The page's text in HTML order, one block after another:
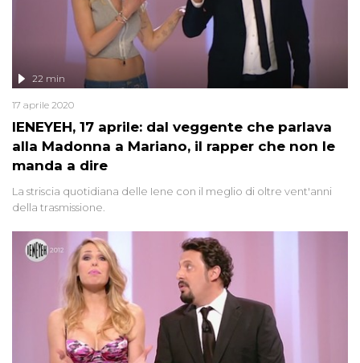
IENEYEH, 17 aprile: dal veggente che parlava
alla Madonna a Mariano, il rapper che non le
manda a dire
22 min
17 aprile 2020
La striscia quotidiana delle Iene con il meglio di oltre vent'anni
della trasmissione.